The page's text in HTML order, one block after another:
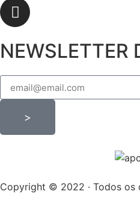
NEWSLETTER
>
Copyright © 2022 · Todos os